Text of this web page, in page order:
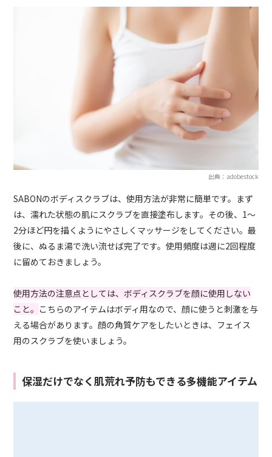
出典：adobestock
SABONのボディスクラブは、使用方法が非常に簡単です。まず
は、濡れた状態の肌にスクラブを直接塗布します。その後、1～
2分ほど円を描くようにやさしくマッサージをしてください。最
後に、ぬるま湯で洗い流せば完了です。使用頻度は週に2回程度
に留めておきましょう。
使用方法の注意点としては、ボディスクラブを顔に使用しない
こと。 こちらのアイテムはボディ用なので、顔に使うと刺激を与
える場合があります。顔の角質ケアをしたいときは、フェイス
用のスクラブを使いましょう。
保湿だけでなく肌荒れ予防もできる多機能アイテム